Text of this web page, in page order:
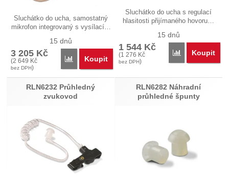
Sluchátko do ucha, samostatný
mikrofon integrovaný s vysílací…
15 dnů
3 205 Kč
(2 649 Kč
bez DPH)
Porovnat
Koupit
Sluchátko do ucha s regulací
hlasitosti přijímaného hovoru…
15 dnů
1 544 Kč
(1 276 Kč
bez DPH)
Porovnat
Koupit
RLN6232 Průhledný
zvukovod
RLN6282 Náhradní
průhledné špunty